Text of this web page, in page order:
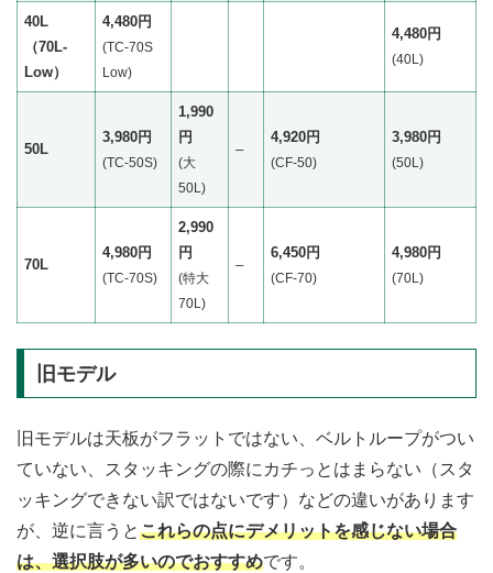
40L
（70L-
Low）
4,480円
(TC-70S
Low)
4,480円
‎(40L)
50L
3,980円
(TC-50S)
1,990
円
(大
50L)
–
4,920円
(CF-50)
3,980円
(50L)
70L
4,980円
(TC-70S)
2,990
円
(特大
70L)
–
6,450円
(CF-70)
4,980円
(70L)
旧モデル
旧モデルは天板がフラットではない、ベルトループがつい
ていない、スタッキングの際にカチっとはまらない（スタ
ッキングできない訳ではないです）などの違いがあります
が、逆に言うとこれらの点にデメリットを感じない場合
は、選択肢が多いのでおすすめです。